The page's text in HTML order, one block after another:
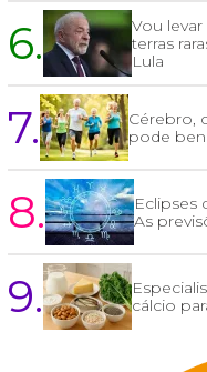
6.
Vou
terras
Lula
7.
Cérebro,
pode
8.
Eclipses
As
9.
cálcio